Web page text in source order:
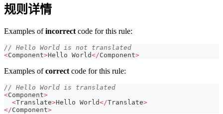
规则详情
Examples ofincorrect code for this rule:
// Hello World is not translated
<Component>Hello World</Component>
Examples ofcorrect code for this rule:
// Hello World is translated
<Component>
<Translate>Hello World</Translate>
</Component>